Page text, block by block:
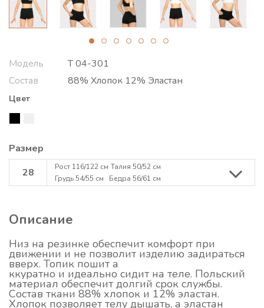
Модель
Т 04-301
Состав
88% Хлопок 12% Эластан
Цвет
Размер
28
Рост 116/122 см Талия 50/52 см
Грудь 54/55 см
Бедра 56/61 см
Описание
Низ на резинке обеспечит комфорт при
движении и не позволит изделию задираться
вверх. Топик пошит а
ккуратно и идеально сидит на теле. Польский
материал обеспечит долгий срок службы.
Состав ткани 88% хлопок и 12% эластан.
Хлопок позволяет телу дышать, а эластан